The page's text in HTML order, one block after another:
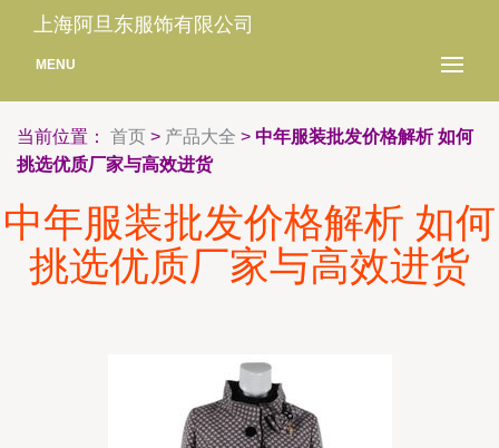
上海阿旦东服饰有限公司
MENU
当前位置： 首页 > 产品大全 > 中年服装批发价格解析 如何
挑选优质厂家与高效进货
中年服装批发价格解析 如何
挑选优质厂家与高效进货